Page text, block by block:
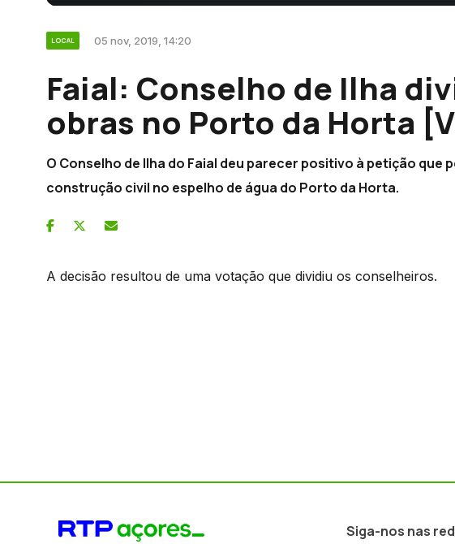
LOCAL 05 nov, 2019, 14:20
Faial: Conselho de Ilha
obras no Porto da Horta
O Conselho de Ilha do Faial deu parecer positivo à petição que
construção civil no espelho de água do Porto da Horta.
A decisão resultou de uma votação que dividiu os conselheiros.
Siga-nos nas